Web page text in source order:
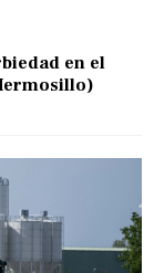
en el